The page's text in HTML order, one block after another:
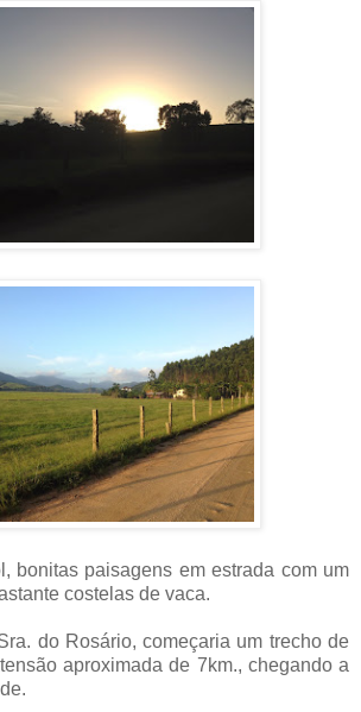
bonitas paisagens em estrada com um
costelas de vaca.
do Rosário, começaria um trecho de
aproximada de 7km., chegando a